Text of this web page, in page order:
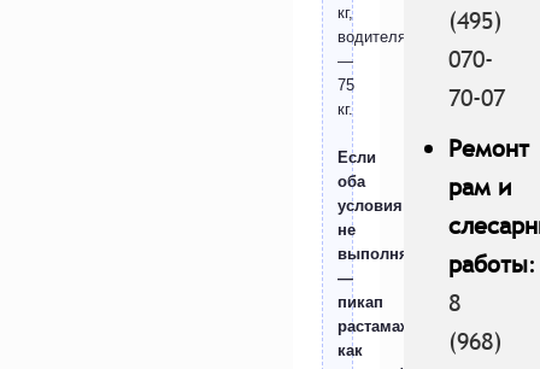
кг,
водителя
—
75
кг.
Если
оба
условия
не
выполняются
—
пикап
растамаживается
как
(495)
070-
70-07
Ремонт
рам и
работы:
8
(968)